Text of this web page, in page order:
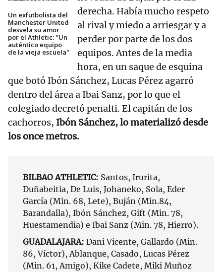
Un exfutbolista del
Manchester United
desvela su amor
por el Athletic: "Un
auténtico equipo
de la vieja escuela"
derecha. Había mucho respeto
al rival y miedo a arriesgar y a
perder por parte de los dos
equipos. Antes de la media
hora, en un saque de esquina
que botó Ibón Sánchez, Lucas Pérez agarró
dentro del área a Ibai Sanz, por lo que el
colegiado decretó penalti. El capitán de los
cachorros, Ibón Sánchez, lo materializó desde
los once metros.
BILBAO ATHLETIC: Santos, Irurita,
Duñabeitia, De Luis, Johaneko, Sola, Eder
García (Min. 68, Lete), Buján (Min.84,
Barandalla), Ibón Sánchez, Gift (Min. 78,
Huestamendia) e Ibai Sanz (Min. 78, Hierro).
GUADALAJARA: Dani Vicente, Gallardo (Min.
86, Víctor), Ablanque, Casado, Lucas Pérez
(Min. 61, Amigo), Kike Cadete, Miki Muñoz